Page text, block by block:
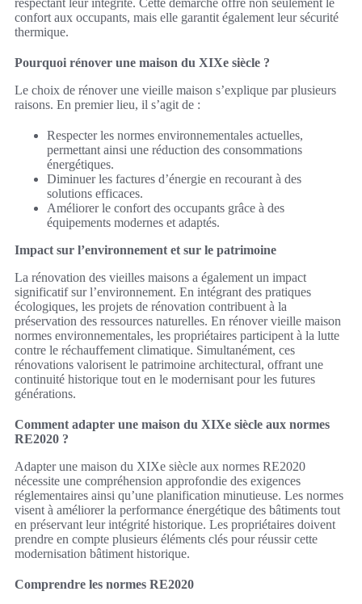
respectant leur intégrité. Cette démarche offre non seulement le
confort aux occupants, mais elle garantit également leur sécurité
thermique.
Pourquoi rénover une maison du XIXe siècle ?
Le choix de rénover une vieille maison s’explique par plusieurs
raisons. En premier lieu, il s’agit de :
Respecter les normes environnementales actuelles,
permettant ainsi une réduction des consommations
énergétiques.
Diminuer les factures d’énergie en recourant à des
solutions efficaces.
Améliorer le confort des occupants grâce à des
équipements modernes et adaptés.
Impact sur l’environnement et sur le patrimoine
La rénovation des vieilles maisons a également un impact
significatif sur l’environnement. En intégrant des pratiques
écologiques, les projets de rénovation contribuent à la
préservation des ressources naturelles. En rénover vieille maison
normes environnementales, les propriétaires participent à la lutte
contre le réchauffement climatique. Simultanément, ces
rénovations valorisent le patrimoine architectural, offrant une
continuité historique tout en le modernisant pour les futures
générations.
Comment adapter une maison du XIXe siècle aux normes
RE2020 ?
Adapter une maison du XIXe siècle aux normes RE2020
nécessite une compréhension approfondie des exigences
réglementaires ainsi qu’une planification minutieuse. Les normes
visent à améliorer la performance énergétique des bâtiments tout
en préservant leur intégrité historique. Les propriétaires doivent
prendre en compte plusieurs éléments clés pour réussir cette
modernisation bâtiment historique.
Comprendre les normes RE2020